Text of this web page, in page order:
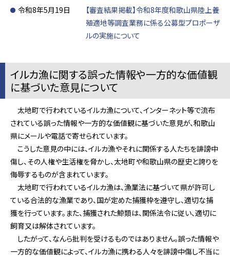
令和8年5月19日
【審査結果掲載】令和8年度和歌山県陸上養
殖適地等調査業務に係る公募型プロポーザ
ルの実施について
イルカ漁に関する誤った情報や一方的な価値観
に基づいた意見について
太地町で行われているイルカ漁について、インターネット等で流布
されている誤った情報や一方的な価値観に基づいた意見が、和歌山
県にメールや電話で寄せられています。
こうした意見の中には、イルカ漁やそれに関係する人たちを誹謗中
傷し、その人権や生活権を脅かし、太地町や和歌山県の歴史と誇りを
侮辱するものが含まれています。
太地町で行われているイルカ漁は、漁業法に基づいて県が許可し
ている合法的な漁業であり、国が定めた捕獲枠を遵守し、適切な捕
獲を行っています。また、捕獲された鯨類は、関係法令に従い、適切に
飼育又は解体されています。
したがって、なんら批判を受けるものではありません。誤った情報や
一方的な価値観によって、イルカ漁に携わる人々を誹謗中傷し不当に